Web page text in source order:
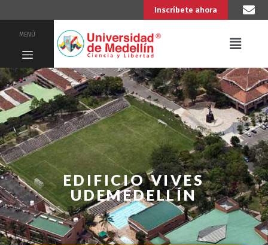
Inscríbete ahora
MENÚ
EDIFICIO VIVES
UDEMEDELLÍN